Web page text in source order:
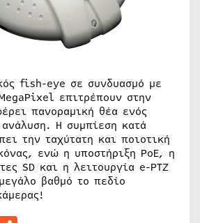
fish-eye σε συνδυασμό με
επιτρέπουν στην
πανοραμική θέα ενός
Η συμπίεση κατά
την ταχύτατη και ποιοτική
ενώ η υποστήριξη PoE, η
SD και η λειτουργία e-PTZ
βαθμό το πεδίο